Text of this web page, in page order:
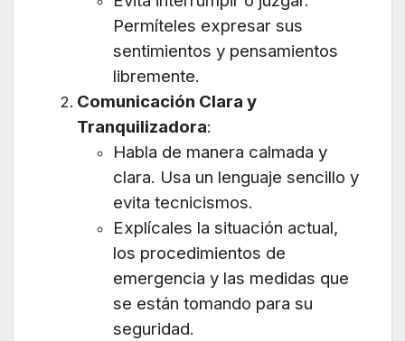
Permíteles expresar sus
sentimientos y pensamientos
libremente.
Comunicación Clara y
Tranquilizadora:
Habla de manera calmada y
clara. Usa un lenguaje sencillo y
evita tecnicismos.
Explícales la situación actual,
los procedimientos de
emergencia y las medidas que
se están tomando para su
seguridad.